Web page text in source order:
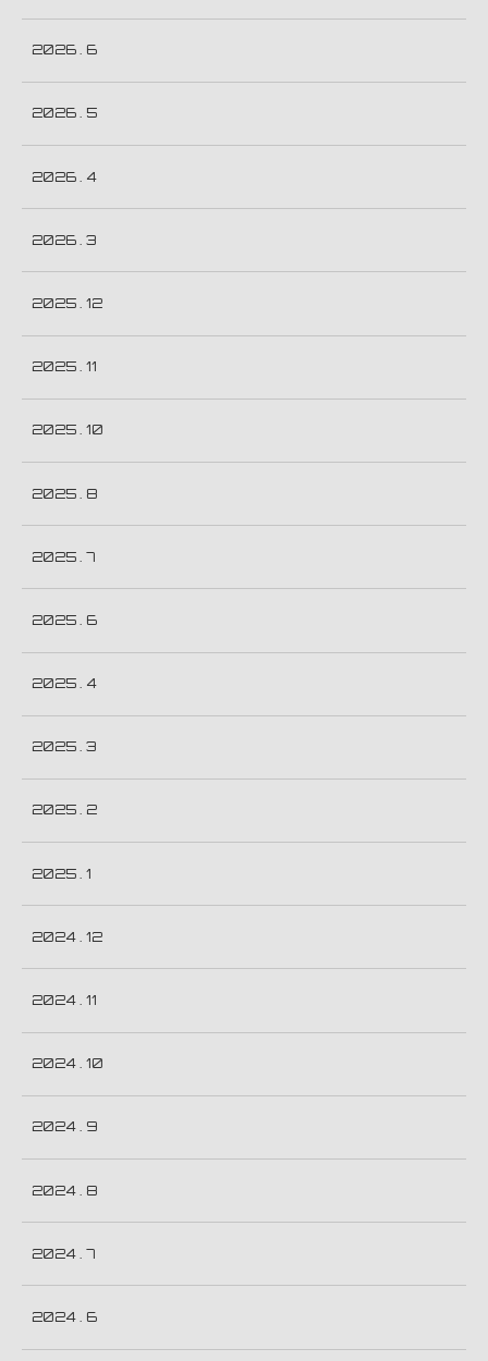
2026 . 6
2026 . 5
2026 . 4
2026 . 3
2025 . 12
2025 . 11
2025 . 10
2025 . 8
2025 . 7
2025 . 6
2025 . 4
2025 . 3
2025 . 2
2025 . 1
2024 . 12
2024 . 11
2024 . 10
2024 . 9
2024 . 8
2024 . 7
2024 . 6